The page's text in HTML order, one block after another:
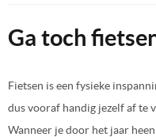
Ga toch
Fietsen is een fysieke
dus vooraf handig jezelf af te
Wanneer je door het jaar